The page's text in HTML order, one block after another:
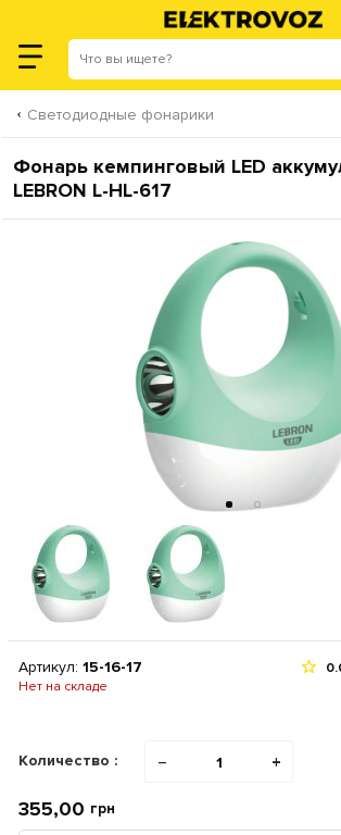
Светодиодные фонарики
Фонарь кемпинговый LED
LEBRON L-HL-617
Артикул: 15-16-17
Нет на складе
Количество : − +
355,00 грн